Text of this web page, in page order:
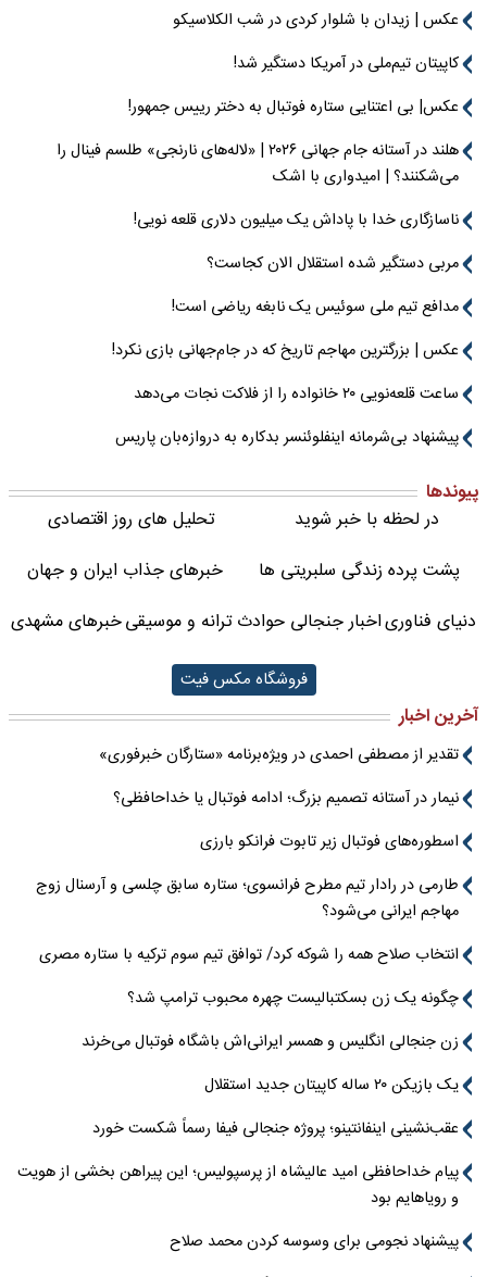
عکس | زیدان با شلوار کردی در شب الکلاسیکو
کاپیتان تیم‌ملی در آمریکا دستگیر شد!
عکس| بی اعتنایی ستاره فوتبال به دختر رییس جمهور!
هلند در آستانه جام جهانی ۲۰۲۶ | «لاله‌های نارنجی» طلسم فینال را
می‌شکنند؟ | امیدواری با اشک
ناسازگاری خدا با پاداش یک میلیون دلاری قلعه نویی!
مربی دستگیر شده استقلال الان کجاست؟
مدافع تیم ملی سوئیس یک نابغه ریاضی است!
عکس | بزرگترین مهاجم تاریخ که در جام‌جهانی بازی نکرد!
ساعت قلعه‌نویی ۲۰ خانواده را از فلاکت نجات می‌دهد
پیشنهاد بی‌شرمانه اینفلوئنسر بدکاره به دروازه‌بان پاریس
پیوندها
در لحظه با خبر شوید
تحلیل های روز اقتصادی
پشت پرده زندگی سلبریتی ها
خبرهای جذاب ایران و جهان
دنیای فناوریاخبار جنجالی حوادثترانه و موسیقیخبرهای مشهدی
فروشگاه مکس فیت
آخرین اخبار
تقدیر از مصطفی احمدی در ویژه‌برنامه «ستارگان خبرفوری»
نیمار در آستانه تصمیم بزرگ؛ ادامه فوتبال یا خداحافظی؟
اسطوره‌های فوتبال زیر تابوت فرانکو بارزی
طارمی در رادار تیم مطرح فرانسوی؛ ستاره سابق چلسی و آرسنال زوج
مهاجم ایرانی می‌شود؟
انتخاب صلاح همه را شوکه کرد/ توافق تیم سوم ترکیه با ستاره مصری
چگونه یک زن بسکتبالیست چهره محبوب ترامپ شد؟
زن جنجالی انگلیس و همسر ایرانی‌اش باشگاه فوتبال می‌خرند
یک بازیکن ۲۰ ساله کاپیتان جدید استقلال
عقب‌نشینی اینفانتینو؛ پروژه جنجالی فیفا رسماً شکست خورد
پیام خداحافظی امید عالیشاه از پرسپولیس؛ این پیراهن بخشی از هویت
و رویاهایم بود
پیشنهاد نجومی برای وسوسه کردن محمد صلاح